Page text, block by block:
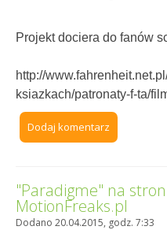
Projekt dociera do fanów
http://
ksiazkach/patronaty-f-ta/
Dodaj komentarz
"Paradigme" na
MotionFreaks.pl
Dodano 20.04.2015, godz. 7:33